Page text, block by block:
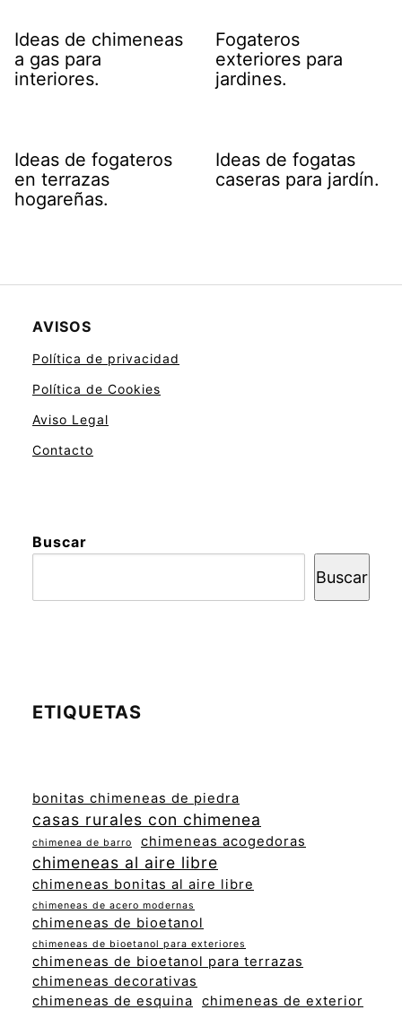
Ideas de chimeneas
a gas para
interiores.
Fogateros
exteriores para
jardines.
Ideas de fogateros
en terrazas
hogareñas.
Ideas de fogatas
caseras para jardín.
AVISOS
Política de privacidad
Política de Cookies
Aviso Legal
Contacto
Buscar
Buscar
ETIQUETAS
bonitas chimeneas de piedra
casas rurales con chimenea
chimenea de barro chimeneas acogedoras
chimeneas al aire libre
chimeneas bonitas al aire libre
chimeneas de acero modernas
chimeneas de bioetanol
chimeneas de bioetanol para exteriores
chimeneas de bioetanol para terrazas
chimeneas decorativas
chimeneas de esquina
chimeneas de exterior